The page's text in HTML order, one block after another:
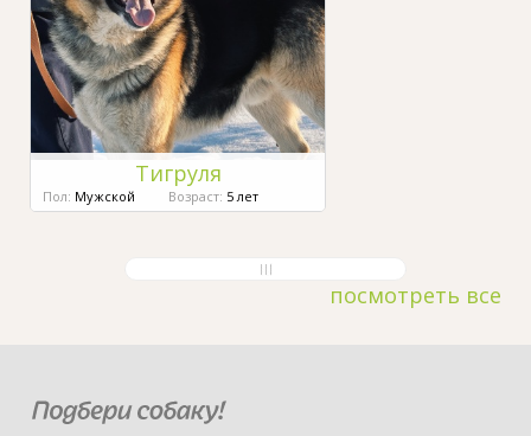
Тигруля
Пол: Мужской Возраст: 5 лет
посмотреть все